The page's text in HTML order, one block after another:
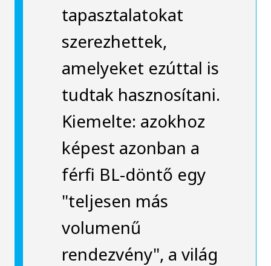
tapasztalatokat
szerezhettek,
amelyeket ezúttal is
tudtak hasznosítani.
Kiemelte: azokhoz
képest azonban a
férfi BL-döntő egy
"teljesen más
volumenű
rendezvény", a világ